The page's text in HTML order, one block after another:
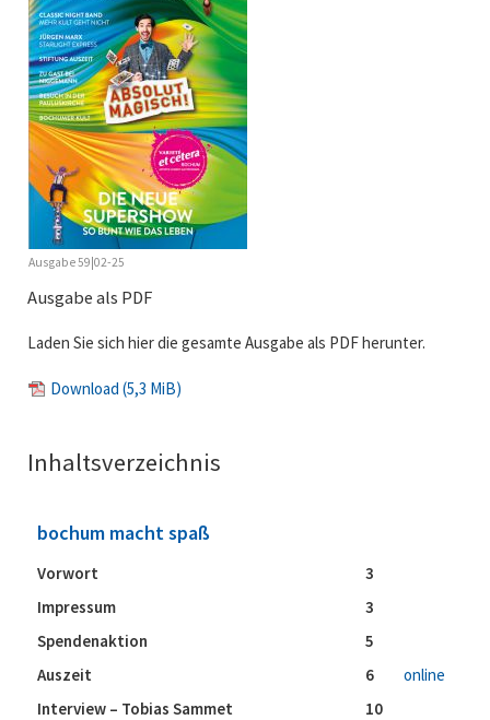
Ausgabe 59|02-25
Ausgabe als PDF
Laden Sie sich hier die gesamte Ausgabe als PDF herunter.
Download (5,3 MiB)
Inhaltsverzeichnis
bochum macht spaß
Vorwort
3
Impressum
3
Spendenaktion
5
Auszeit
6
online
Interview – Tobias Sammet
10